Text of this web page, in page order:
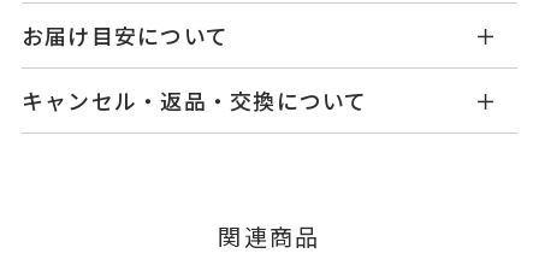
品番
MR1401P001FPYG1
素材
K10イエローゴールド
石
ダイヤモンド0.018ct
がございます。
お届け目安について
せ。
ご注文およびご入金確認後、以下の日程にて発送
■お届け目安が「3営業日以内に発送」の商品
キャンセル・返品・交換について
ージの購入履歴一覧よりご注文状況をご確認いた
関連商品